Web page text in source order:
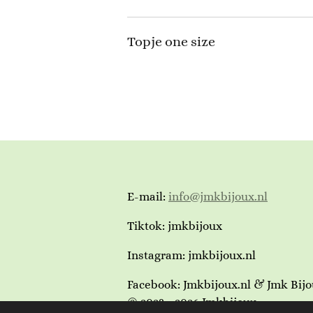
Topje one size
E-mail: info@jmkbijoux.nl
Tiktok: jmkbijoux
Instagram: jmkbijoux.nl
Facebook: Jmkbijoux.nl & Jmk
© 2023 - 2026 Jmkbijoux